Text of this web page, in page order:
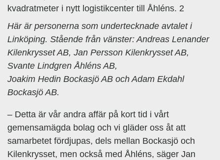
Här är personerna som undertecknade avtalet i
Linköping. Stående från vänster: Andreas Lenander
Kilenkrysset AB, Jan Persson Kilenkrysset AB,
Svante Lindgren Åhléns AB,
Joakim Hedin Bockasjö AB och Adam Ekdahl
Bockasjö AB.
– Detta är vår andra affär på kort tid i vårt
gemensamägda bolag och vi gläder oss åt att
samarbetet fördjupas, dels mellan Bockasjö och
Kilenkrysset, men också med Åhléns, säger Jan